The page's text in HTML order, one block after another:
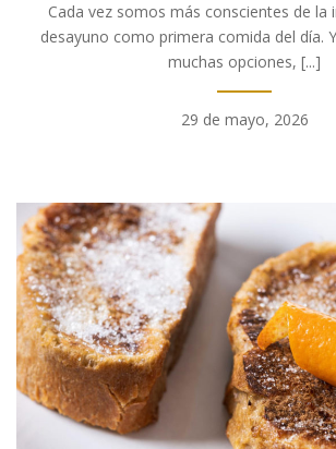
Cada vez somos más conscientes de la
desayuno como primera comida del día.
muchas opciones, [...]
29 de mayo, 2026